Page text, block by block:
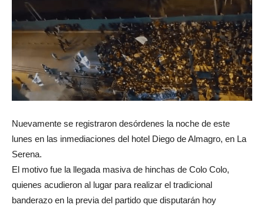
Nuevamente se registraron desórdenes la noche de este
lunes en las inmediaciones del hotel Diego de Almagro, en La
Serena.
El motivo fue la llegada masiva de hinchas de Colo Colo,
quienes acudieron al lugar para realizar el tradicional
banderazo en la previa del partido que disputarán hoy